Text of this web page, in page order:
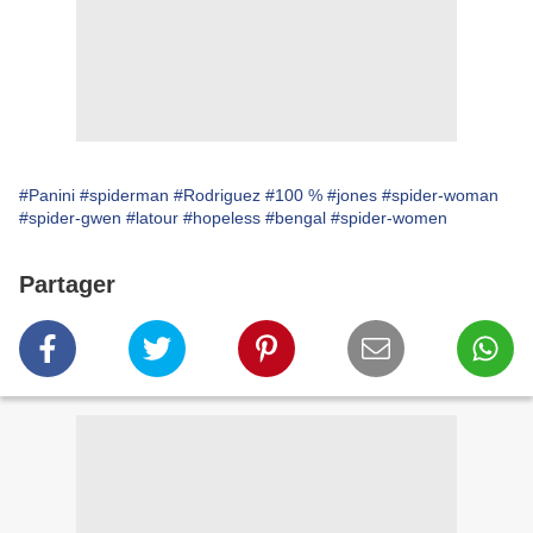
#Panini #spiderman #Rodriguez #100 % #jones #spider-woman
#spider-gwen #latour #hopeless #bengal #spider-women
Partager